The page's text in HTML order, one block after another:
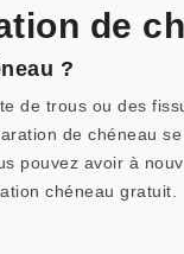
de
?
de trous ou des
de chéneau
pouvez avoir à
chéneau gratuit.